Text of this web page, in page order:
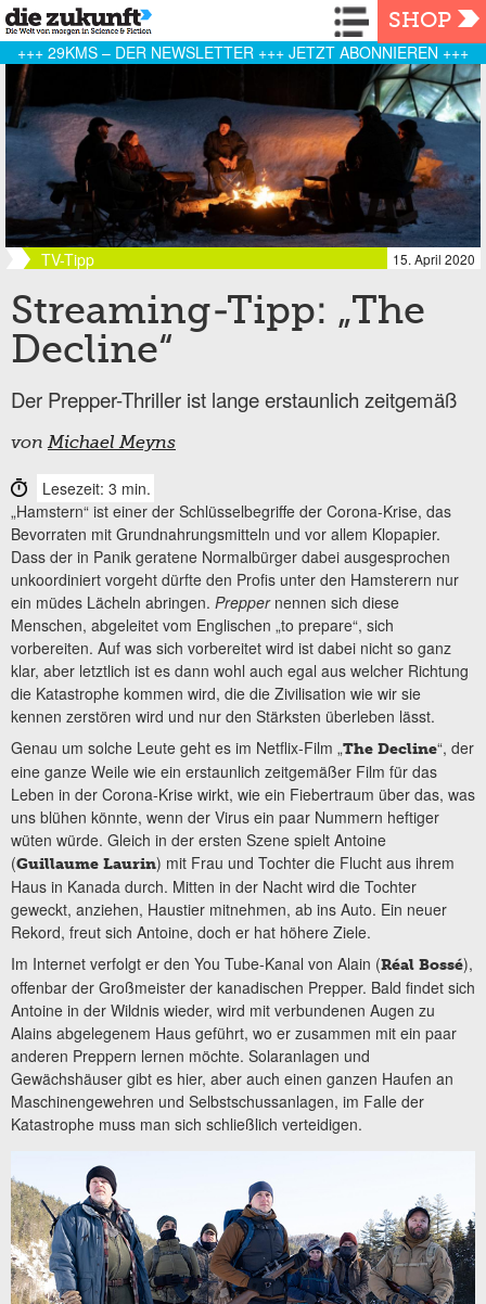
Navigation
SHOP
+++ 29KMS – DER NEWSLETTER +++ JETZT ABONNIEREN +++
TV-Tipp 15. April 2020
Streaming-Tipp: „The
Decline“
Der Prepper-Thriller ist lange erstaunlich zeitgemäß
vonMichael Meyns
Lesezeit: 3 min.
„Hamstern“ ist einer der Schlüsselbegriffe der Corona-Krise, das
Bevorraten mit Grundnahrungsmitteln und vor allem Klopapier.
Dass der in Panik geratene Normalbürger dabei ausgesprochen
unkoordiniert vorgeht dürfte den Profis unter den Hamsterern nur
ein müdes Lächeln abringen. Preppernennen sich diese
Menschen, abgeleitet vom Englischen „to prepare“, sich
vorbereiten. Auf was sich vorbereitet wird ist dabei nicht so ganz
klar, aber letztlich ist es dann wohl auch egal aus welcher Richtung
die Katastrophe kommen wird, die die Zivilisation wie wir sie
kennen zerstören wird und nur den Stärksten überleben lässt.
Genau um solche Leute geht es im Netflix-Film „The Decline“, der
eine ganze Weile wie ein erstaunlich zeitgemäßer Film für das
Leben in der Corona-Krise wirkt, wie ein Fiebertraum über das, was
uns blühen könnte, wenn der Virus ein paar Nummern heftiger
wüten würde. Gleich in der ersten Szene spielt Antoine
(Guillaume Laurin) mit Frau und Tochter die Flucht aus ihrem
Haus in Kanada durch. Mitten in der Nacht wird die Tochter
geweckt, anziehen, Haustier mitnehmen, ab ins Auto. Ein neuer
Rekord, freut sich Antoine, doch er hat höhere Ziele.
Im Internet verfolgt er den You Tube-Kanal von Alain (Réal Bossé),
offenbar der Großmeister der kanadischen Prepper. Bald findet sich
Antoine in der Wildnis wieder, wird mit verbundenen Augen zu
Alains abgelegenem Haus geführt, wo er zusammen mit ein paar
anderen Preppern lernen möchte. Solaranlagen und
Gewächshäuser gibt es hier, aber auch einen ganzen Haufen an
Maschinengewehren und Selbstschussanlagen, im Falle der
Katastrophe muss man sich schließlich verteidigen.